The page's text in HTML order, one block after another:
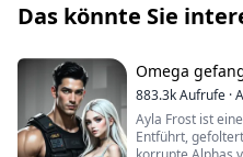
Das könnte Sie
Omega
883.3kAufrufe ·
Ayla Frost ist
Entführt,